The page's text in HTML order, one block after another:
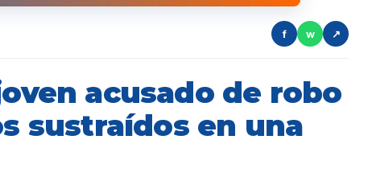
f w ↗
acusado de robo
sustraídos en una